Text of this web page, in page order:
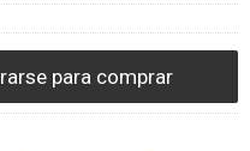
para comprar